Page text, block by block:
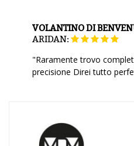
VOLANTINO DI
ARIDAN:
"Raramente trovo
precisione Direi tutto